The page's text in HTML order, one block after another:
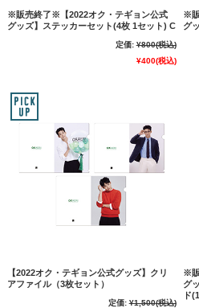
※販売終了※【2022オク・テギョン公式
グッズ】ステッカーセット(4枚 1セット) C
定価: ¥800(税込)
¥400(税込)
※
グ
【2022オク・テギョン公式グッズ】クリ
アファイル（3枚セット）
定価: ¥1,500(税込)
※
グ
ド